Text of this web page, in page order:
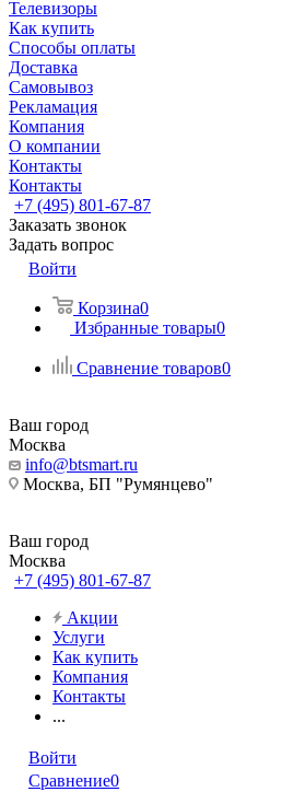
Телевизоры
Как купить
Способы оплаты
Доставка
Самовывоз
Рекламация
Компания
О компании
Контакты
Контакты
+7 (495) 801-67-87
Заказать звонок
Задать вопрос
Войти
Корзина0
Избранные товары0
Сравнение товаров0
Ваш город
Москва
info@btsmart.ru
Москва, БП "Румянцево"
Ваш город
Москва
+7 (495) 801-67-87
Акции
Услуги
Как купить
Компания
Контакты
...
Войти
Сравнение0